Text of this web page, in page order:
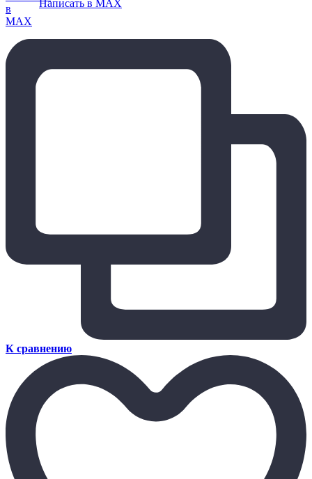
Написать в MAX
К сравнению